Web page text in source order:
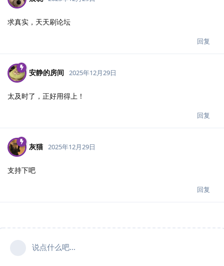
求真实，天天刷论坛
回复
安静的房间 2025年12月29日
太及时了，正好用得上！
回复
灰猫 2025年12月29日
支持下吧
回复
说点什么吧...